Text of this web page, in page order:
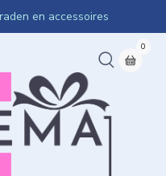
en accessoires
0